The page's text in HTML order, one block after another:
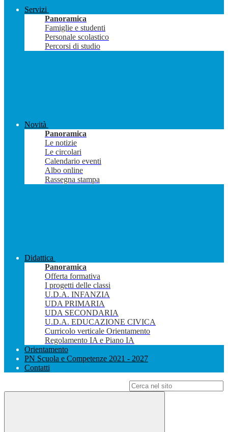
Servizi
Panoramica
Famiglie e studenti
Personale scolastico
Percorsi di studio
Novità
Panoramica
Le notizie
Le circolari
Calendario eventi
Albo online
Rassegna stampa
Didattica
Panoramica
Offerta formativa
I progetti delle classi
U.D.A. INFANZIA
UDA PRIMARIA
UDA SECONDARIA
U.D.A. EDUCAZIONE CIVICA
Curricolo verticale Orientamento
Regolamento IA e Piano IA
Orientamento
PN Scuola e Competenze 2021 - 2027
Contatti